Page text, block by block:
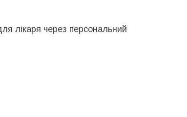
лікаря через персональний